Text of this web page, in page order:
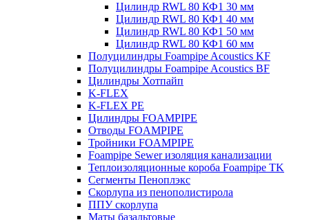
Цилиндр RWL 80 КФ1 30 мм
Цилиндр RWL 80 КФ1 40 мм
Цилиндр RWL 80 КФ1 50 мм
Цилиндр RWL 80 КФ1 60 мм
Полуцилиндры Foampipe Acoustics KF
Полуцилиндры Foampipe Acoustics BF
Цилиндры Хотпайп
K-FLEX
K-FLEX PE
Цилиндры FOAMPIPE
Отводы FOAMPIPE
Тройники FOAMPIPE
Foampipe Sewer изоляция канализации
Теплоизоляционные короба Foampipe TK
Сегменты Пеноплэкс
Скорлупа из пенополистирола
ППУ скорлупа
Маты базальтовые